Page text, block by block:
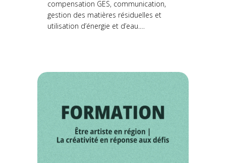
compensation GES, communication,
gestion des matières résiduelles et
utilisation d’énergie et d’eau.…